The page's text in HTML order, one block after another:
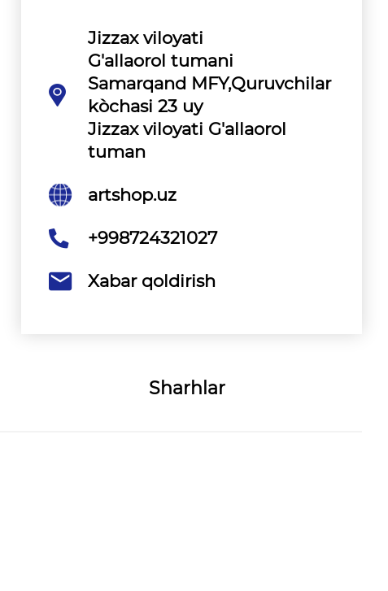
Jizzax viloyati
G'allaorol tumani
Samarqand MFY,Quruvchilar
kòchasi 23 uy
Jizzax viloyati G'allaorol
tuman
artshop.uz
+998724321027
Xabar qoldirish
Sharhlar